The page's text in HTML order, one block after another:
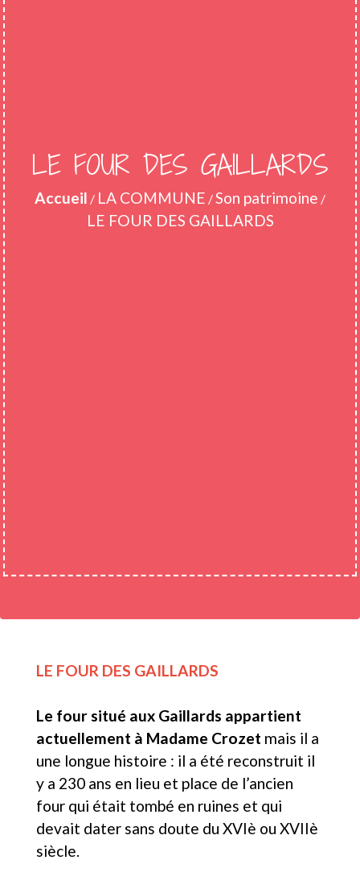
LE FOUR DES GAILLARDS
Accueil / LA COMMUNE /Son patrimoine /
LE FOUR DES GAILLARDS
LE FOUR DES GAILLARDS
Le four situé aux Gaillards appartient
actuellement à Madame Crozet mais il a
une longue histoire : il a été reconstruit il
y a 230 ans en lieu et place de l’ancien
four qui était tombé en ruines et qui
devait dater sans doute du XVIè ou XVIIè
siècle.